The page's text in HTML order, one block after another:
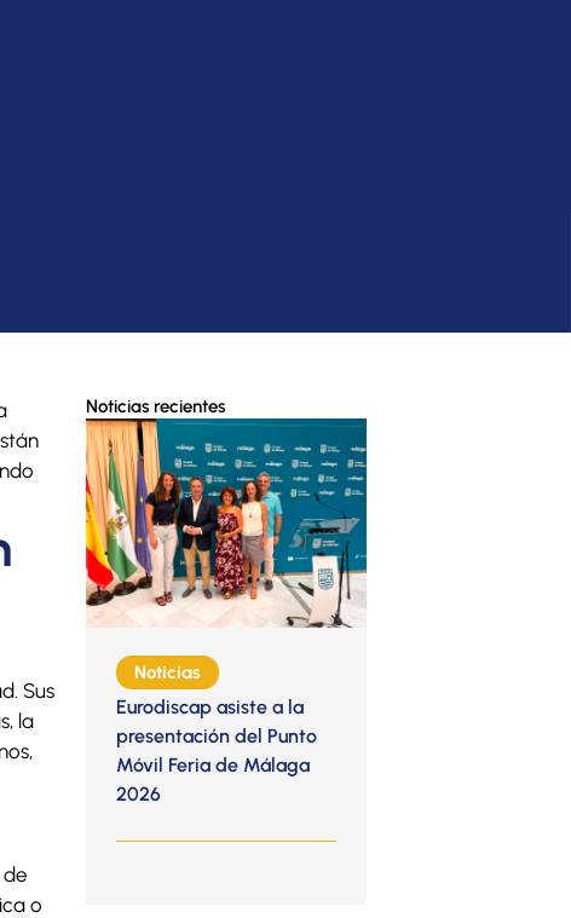
Sus
la
o
Noticias recientes
Noticias
Eurodiscap asiste a la
presentación del Punto
Móvil Feria de Málaga
2026